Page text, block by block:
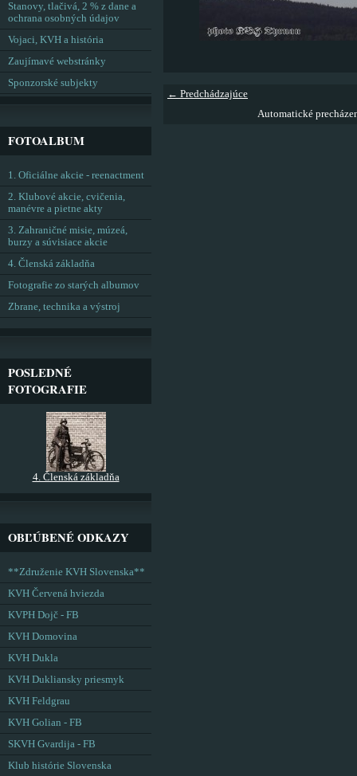
← Predchádzajúce
Automatické
Stanovy, tlačivá, 2 % z dane a
ochrana osobných údajov
Vojaci, KVH a história
Zaujímavé webstránky
Sponzorské subjekty
FOTOALBUM
1. Oficiálne akcie - reenactment
2. Klubové akcie, cvičenia,
manévre a pietne akty
3. Zahraničné misie, múzeá,
burzy a súvisiace akcie
4. Členská základňa
Fotografie zo starých albumov
Zbrane, technika a výstroj
POSLEDNÉ
FOTOGRAFIE
4. Členská základňa
OBĽÚBENÉ ODKAZY
**Združenie KVH Slovenska**
KVH Červená hviezda
KVPH Dojč - FB
KVH Domovina
KVH Dukla
KVH Dukliansky priesmyk
KVH Feldgrau
KVH Golian - FB
SKVH Gvardija - FB
Klub histórie Slovenska